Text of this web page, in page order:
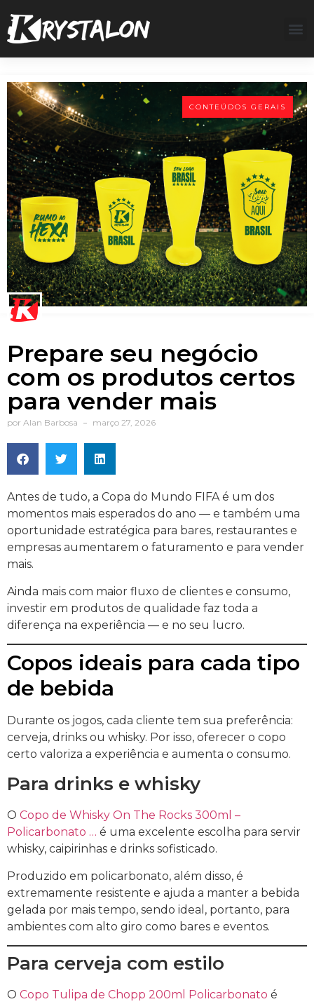
CONTEÚDOS GERAIS
Prepare seu negócio
com os produtos certos
para vender mais
por Alan Barbosa março 27, 2026
Antes de tudo, a Copa do Mundo FIFA é um dos
momentos mais esperados do ano — e também uma
oportunidade estratégica para bares, restaurantes e
empresas aumentarem o faturamento e para vender
mais.
Ainda mais com maior fluxo de clientes e consumo,
investir em produtos de qualidade faz toda a
diferença na experiência — e no seu lucro.
Copos ideais para cada tipo
de bebida
Durante os jogos, cada cliente tem sua preferência:
cerveja, drinks ou whisky. Por isso, oferecer o copo
certo valoriza a experiência e aumenta o consumo.
Para drinks e whisky
O Copo de Whisky On The Rocks 300ml –
Policarbonato … é uma excelente escolha para servir
whisky, caipirinhas e drinks sofisticado.
Produzido em policarbonato, além disso, é
extremamente resistente e ajuda a manter a bebida
gelada por mais tempo, sendo ideal, portanto, para
ambientes com alto giro como bares e eventos.
Para cerveja com estilo
O Copo Tulipa de Chopp 200ml Policarbonato é